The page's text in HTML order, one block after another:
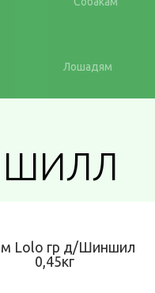
Лошадям
Lolo гр д/Шиншил
0,45кг